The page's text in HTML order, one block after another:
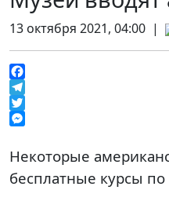
13 октября 2021, 04:00 |
Facebook
Telegram
Twitter
Некоторые
бесплатные курсы по